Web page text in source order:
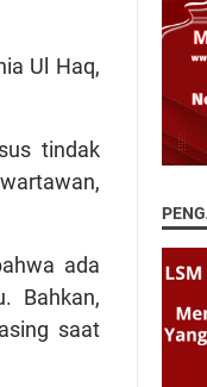
Ul Haq,
tindak
ada
Bahkan,
saat